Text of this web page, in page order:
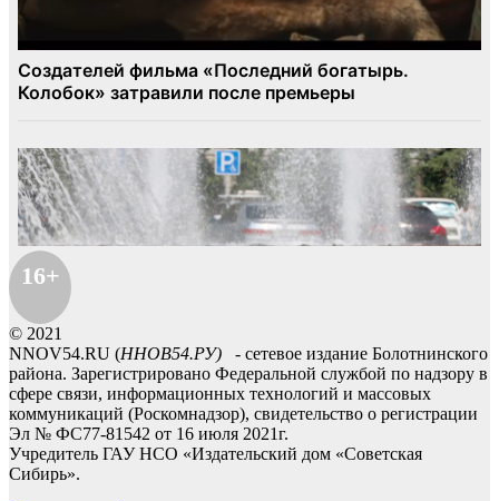
16+
© 2021
NNOV54.RU (ННОВ54.РУ) - сетевое издание Болотнинского
района. Зарегистрировано Федеральной службой по надзору в
сфере связи, информационных технологий и массовых
коммуникаций (Роскомнадзор), свидетельство о регистрации
Эл № ФС77-81542 от 16 июля 2021г.
Учредитель ГАУ НСО «Издательский дом «Советская
Сибирь».